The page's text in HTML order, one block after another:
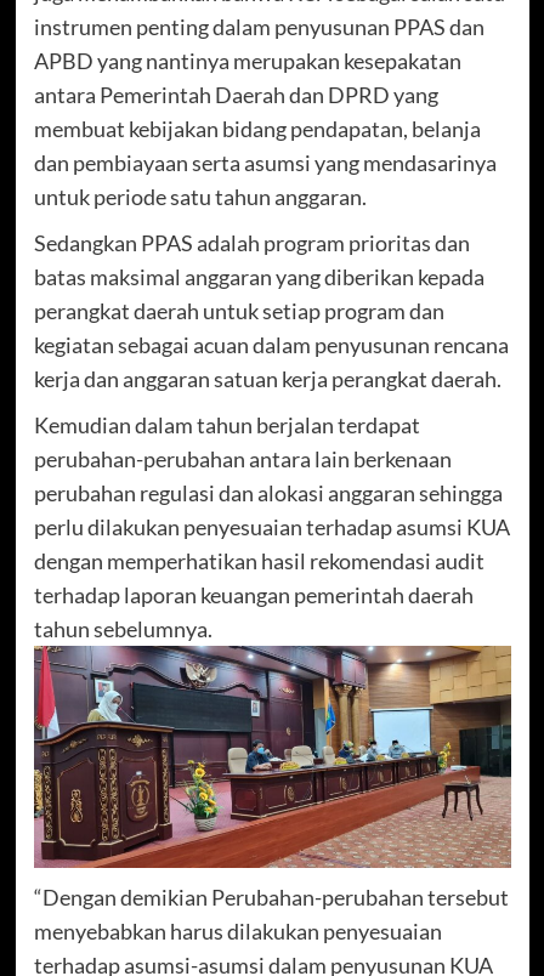
instrumen penting dalam penyusunan PPAS dan
APBD yang nantinya merupakan kesepakatan
antara Pemerintah Daerah dan DPRD yang
membuat kebijakan bidang pendapatan, belanja
dan pembiayaan serta asumsi yang mendasarinya
untuk periode satu tahun anggaran.
Sedangkan PPAS adalah program prioritas dan
batas maksimal anggaran yang diberikan kepada
perangkat daerah untuk setiap program dan
kegiatan sebagai acuan dalam penyusunan rencana
kerja dan anggaran satuan kerja perangkat daerah.
Kemudian dalam tahun berjalan terdapat
perubahan-perubahan antara lain berkenaan
perubahan regulasi dan alokasi anggaran sehingga
perlu dilakukan penyesuaian terhadap asumsi KUA
dengan memperhatikan hasil rekomendasi audit
terhadap laporan keuangan pemerintah daerah
tahun sebelumnya.
“Dengan demikian Perubahan-perubahan tersebut
menyebabkan harus dilakukan penyesuaian
terhadap asumsi-asumsi dalam penyusunan KUA